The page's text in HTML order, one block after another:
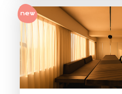
影に特に おすすめ。自然と建築の魅力
田谷ハウススタジオ です。